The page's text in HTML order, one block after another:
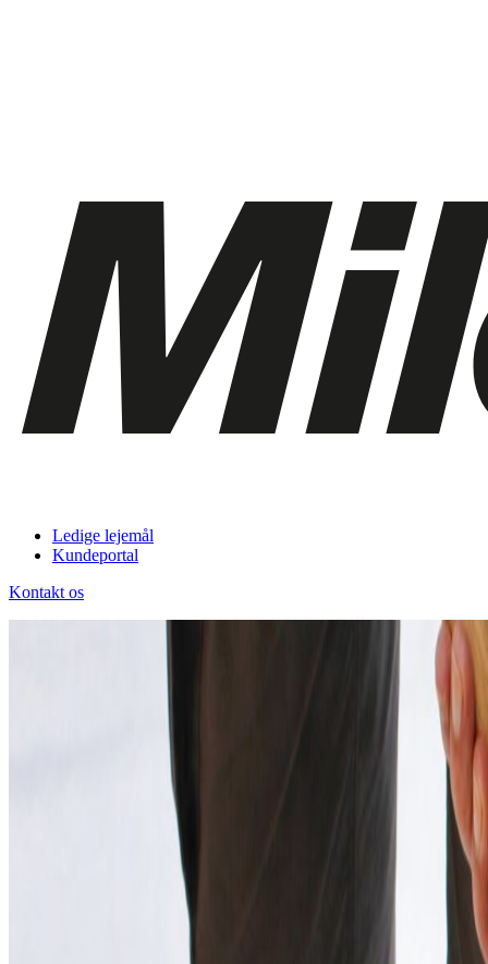
Ledige lejemål
Kundeportal
Kontakt os
Gør dig klar til vinteren: tips til at beskytte din ejendom i koldt
Nyttig læsning
Gør dig klar til vinteren: tips til at